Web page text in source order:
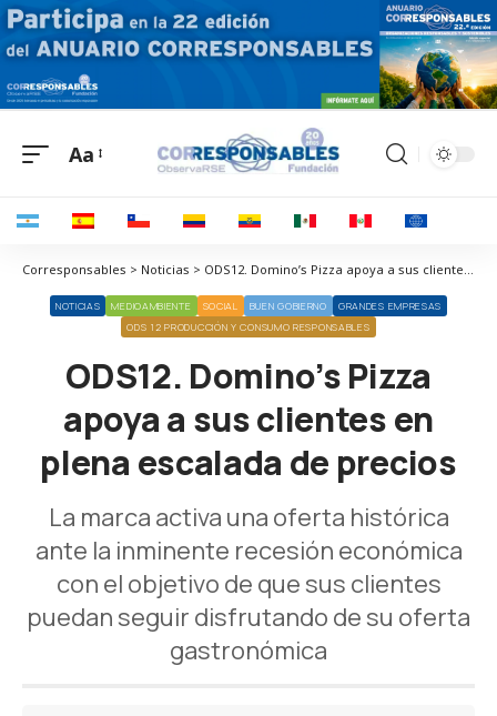
Aa
Corresponsables > Noticias > ODS12. Domino’s Pizza apoya a sus clientes en plena escalada de precios
NOTICIAS MEDIOAMBIENTE SOCIAL BUEN GOBIERNO
GRANDES EMPRESAS
ODS 12 PRODUCCIÓN Y CONSUMO RESPONSABLES
ODS12. Domino’s Pizza
apoya a sus clientes en
plena escalada de precios
La marca activa una oferta histórica
ante la inminente recesión económica
con el objetivo de que sus clientes
puedan seguir disfrutando de su oferta
gastronómica